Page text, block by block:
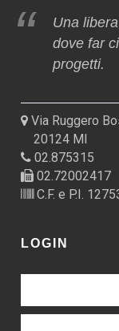
Una
dove far
progetti.
Via Ruggero
20124 MI
02.875315
02.72002417
C.F. e P.I.
LOGIN